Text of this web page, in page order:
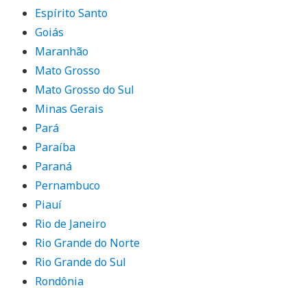
Espírito Santo
Goiás
Maranhão
Mato Grosso
Mato Grosso do Sul
Minas Gerais
Pará
Paraíba
Paraná
Pernambuco
Piauí
Rio de Janeiro
Rio Grande do Norte
Rio Grande do Sul
Rondônia